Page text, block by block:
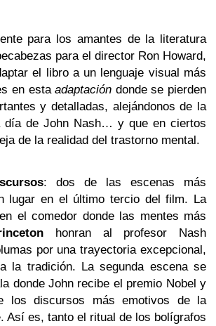
para los amantes de la literatura
para el director Ron Howard,
el libro a un lenguaje visual más
en estaadaptación donde se pierden
y detalladas, alejándonos de la
día de John Nash… y que en ciertos
de la realidad del trastorno mental.
: dos de las escenas más
lugar en el último tercio del film. La
el comedor donde las mentes más
honran al profesor Nash
por una trayectoria excepcional,
la tradición. La segunda escena se
donde John recibe el premio Nobel y
los discursos más emotivos de la
Así es, tanto el ritual de los bolígrafos